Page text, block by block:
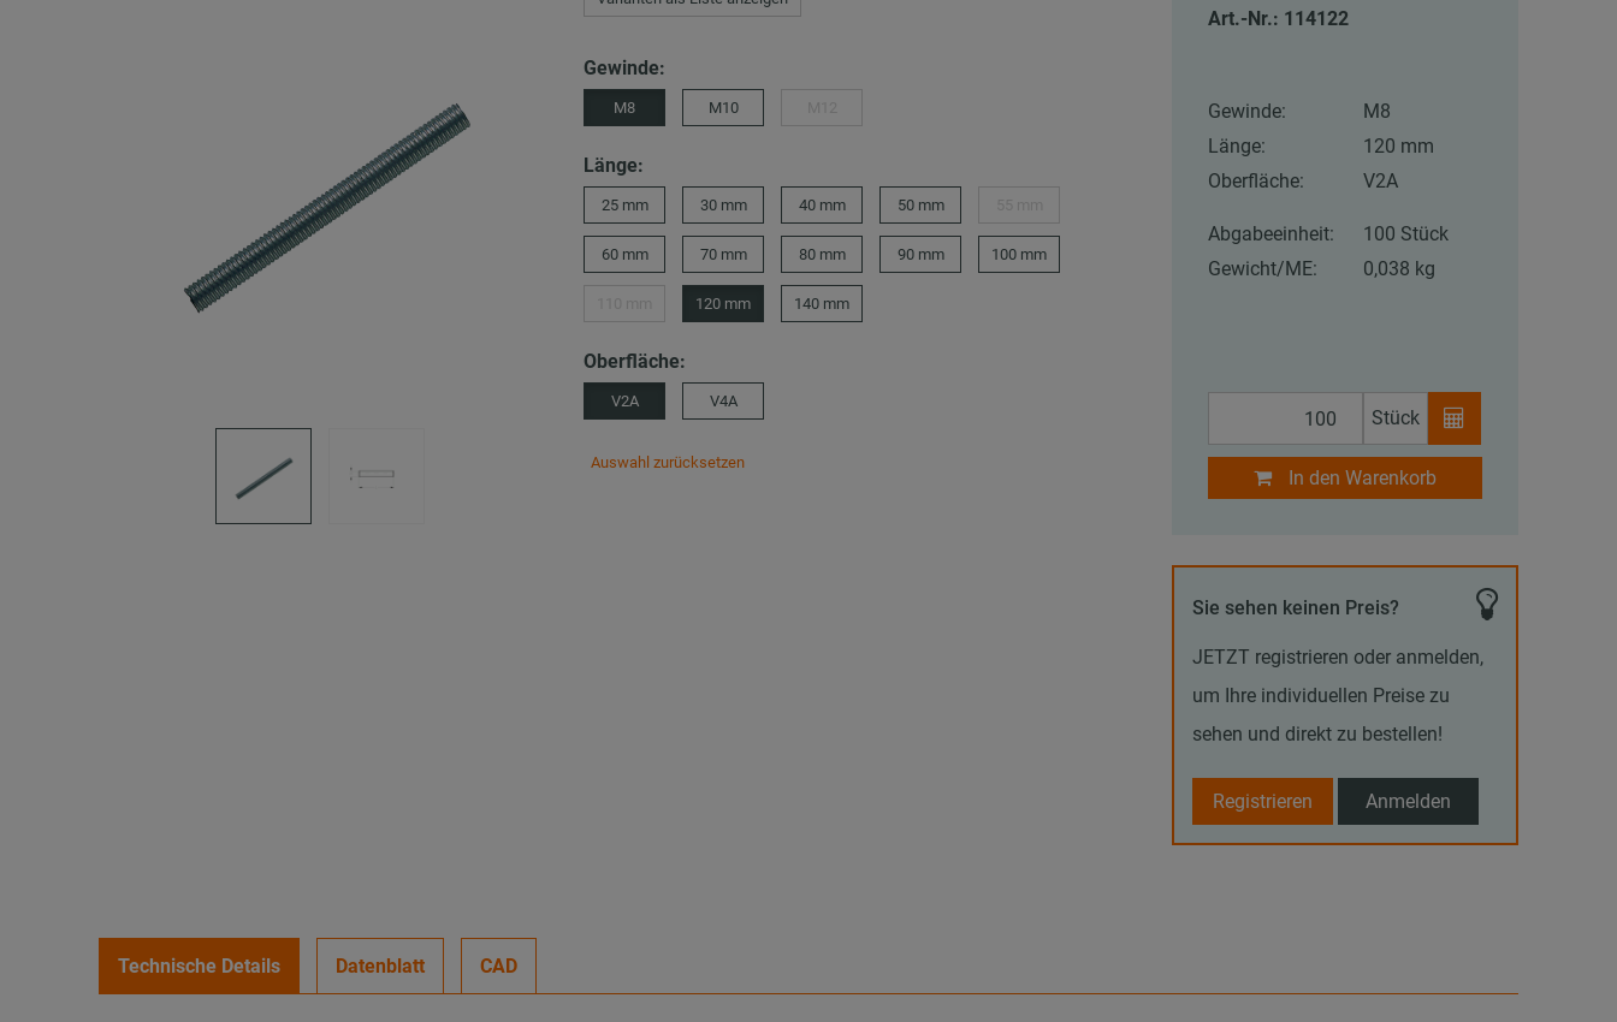
Gewinde:
M8 M10
Länge:
25 mm 30 mm 40 mm 50 mm
60 mm 70 mm 80 mm 90 mm 100 mm
120 mm 140 mm
Oberfläche:
V2A V4A
Auswahl zurücksetzen
Art.-Nr.: 114122
Gewinde:
M8
Länge:
120 mm
Oberfläche:
V2A
Abgabeeinheit:
100 Stück
Gewicht/ME:
0,038 kg
Stück
In den Warenkorb
Sie sehen keinen Preis?
JETZT registrieren oder anmelden,
um Ihre individuellen Preise zu
sehen und direkt zu bestellen!
Registrieren Anmelden
Technische Details Datenblatt CAD